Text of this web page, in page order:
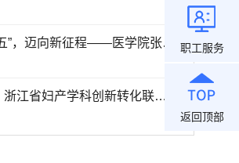
谋划“十四五”，迈向新征程——医学院张丹副院长一行来浙江大学医学院附属妇产科医院调研“十四五”科研工作规划
医企融汇，浙江省妇产学科创新转化联盟成立
职工服务
返回顶部